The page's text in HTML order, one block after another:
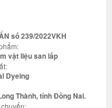
số 239/2022VKH
vật liệu san lấp
Dyeing
Thành, tỉnh Đồng Nai.